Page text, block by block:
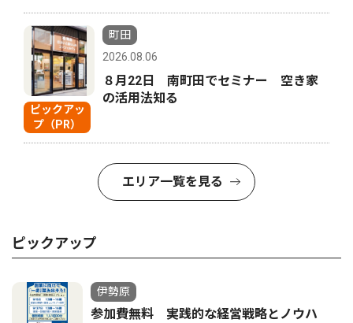
ピックアッ
プ（PR）
町田
2026.08.06
８月22日 南町田でセミナー 空き家
の活用法知る
エリア一覧を見る
ピックアップ
伊勢原
参加費無料 実践的な経営戦略とノウハ